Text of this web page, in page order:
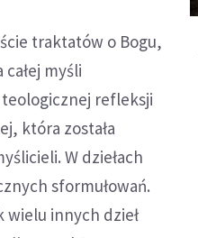
traktatów o Bogu,
myśli
teologicznej refleksji
która została
W dziełach
sformułowań.
wielu innych dzieł